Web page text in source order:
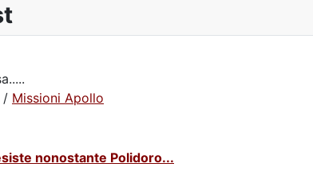
/ Missioni Apollo
nonostante Polidoro...